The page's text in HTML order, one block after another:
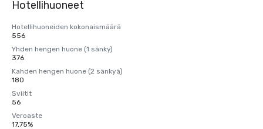
Hotellihuoneet
Hotellihuoneiden kokonaismäärä
556
Yhden hengen huone (1 sänky)
376
Kahden hengen huone (2 sänkyä)
180
Sviitit
56
Veroaste
17,75%